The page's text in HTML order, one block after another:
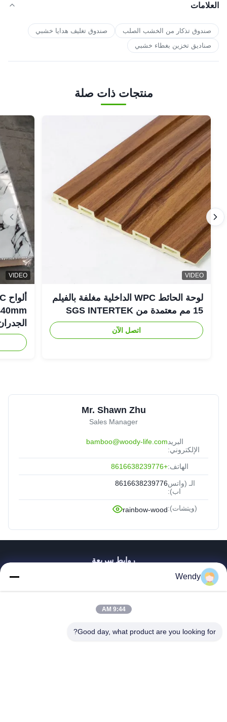
العلامات
صندوق تذكار من الخشب الصلب
صندوق تغليف هدايا خشبي
صناديق تخزين بغطاء خشبي
منتجات ذات صلة
VIDEO
لوحة الحائط WPC الداخلية مغلفة بالفيلم
15 مم معتمدة من SGS INTERTEK
اتصل الآن
VIDEO
Mr. Shawn Zhu
Sales Manager
البريد
الإلكتروني:
bamboo@woody-life.com
الهاتف:+8616638239776
الـ (واتس
اب):
8616638239776
(ويتشات):rainbow-wood
روابط سريعة
منتجات
أشرطة فيديو
عرض الواقع الافتراضي
معلومات عنا
Wendy
9:44 AM
Good day, what product are you looking for?